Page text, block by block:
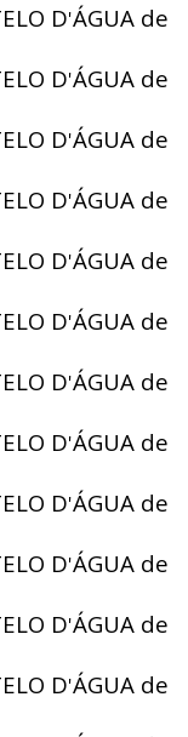
D'ÁGUA de
D'ÁGUA de
D'ÁGUA de
D'ÁGUA de
D'ÁGUA de
D'ÁGUA de
D'ÁGUA de
D'ÁGUA de
D'ÁGUA de
D'ÁGUA de
D'ÁGUA de
D'ÁGUA de